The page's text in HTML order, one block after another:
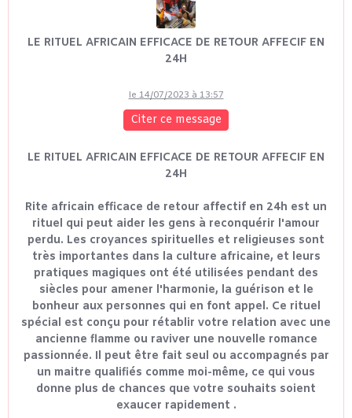
LE RITUEL AFRICAIN EFFICACE DE RETOUR AFFECIF EN
24H
le 14/07/2023 à 13:57
Citer ce message
LE RITUEL AFRICAIN EFFICACE DE RETOUR AFFECIF EN
24H
Rite africain efficace de retour affectif en 24h est un
rituel qui peut aider les gens à reconquérir l'amour
perdu. Les croyances spirituelles et religieuses sont
très importantes dans la culture africaine, et leurs
pratiques magiques ont été utilisées pendant des
siècles pour amener l'harmonie, la guérison et le
bonheur aux personnes qui en font appel. Ce rituel
spécial est conçu pour rétablir votre relation avec une
ancienne flamme ou raviver une nouvelle romance
passionnée. Il peut être fait seul ou accompagnés par
un maitre qualifiés comme moi-même, ce qui vous
donne plus de chances que votre souhaits soient
exaucer rapidement .